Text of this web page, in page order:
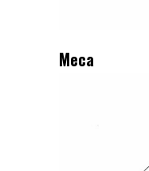
Meca